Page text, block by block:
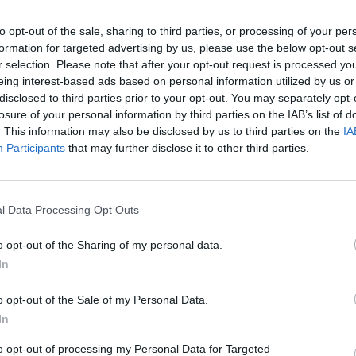
opt-out of the sale, sharing to third parties, or processing of your
for targeted advertising by us, please use the below opt-out
selection. Please note that after your opt-out request is processed
interest-based ads based on personal information utilized by us
to third parties prior to your opt-out. You may separately
of your personal information by third parties on the IAB’s list of
This information may also be disclosed by us to third parties on the
Participants that may further disclose it to other third parties.
Data Processing Opt Outs
opt-out of the Sharing of my personal data.
opt-out of the Sale of my Personal Data.
opt-out of processing my Personal Data for Targeted
NA SKRZYŻOWANIU WITOSA I
SOBIESKIEGO FOTORADAR ROBI
ZDJĘCIA… NA ZIELONYM
28 września 2015 08:11
Film umieszczony zaledwie wczoraj. Widać
zaczyna… robić im zdjęcia. Michał
CZYTAJ
TO JUŻ PEWNE: FOTORADARÓW
7 września 2015 13:51